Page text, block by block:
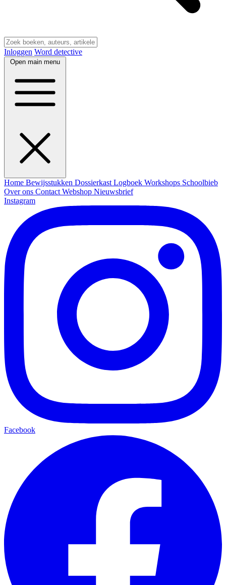
Inloggen Word detective
Open main menu
Home Bewijsstukken Dossierkast Logboek Workshops Schoolbieb
Over ons Contact Webshop Nieuwsbrief
Instagram
Facebook